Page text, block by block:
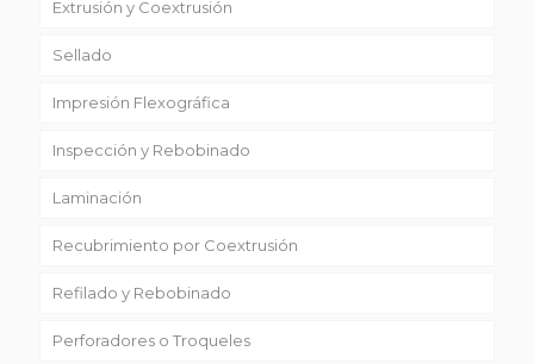
Extrusión y Coextrusión
Linea Reciclaje
Sellado
Impresión Flexográfica
Inspección y Rebobinado
Laminación
Recubrimiento por Coextrusión
Refilado y Rebobinado
Perforadores o Troqueles